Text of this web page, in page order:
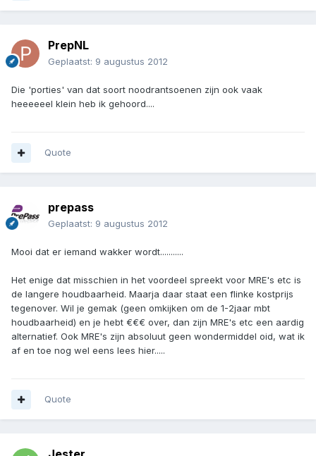
PrepNL
Geplaatst: 9 augustus 2012
Die 'porties' van dat soort noodrantsoenen zijn ook vaak
heeeeeel klein heb ik gehoord....
Quote
prepass
Geplaatst: 9 augustus 2012
Mooi dat er iemand wakker wordt...........
Het enige dat misschien in het voordeel spreekt voor MRE's etc is
de langere houdbaarheid. Maarja daar staat een flinke kostprijs
tegenover. Wil je gemak (geen omkijken om de 1-2jaar mbt
houdbaarheid) en je hebt €€€ over, dan zijn MRE's etc een aardig
alternatief. Ook MRE's zijn absoluut geen wondermiddel oid, wat ik
af en toe nog wel eens lees hier.....
Quote